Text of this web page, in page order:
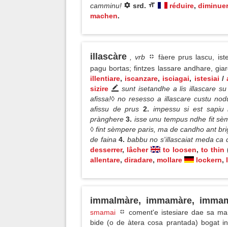
camminu!
srd. réduire, diminuer
machen.
illascàre , vrb
fàere prus lascu,
pagu bortas; fintzes lassare andhare,
illentiare, iscanzare, isciagai, istesiai /
sizire
sunt isetandhe a lis illascare
afissa!◊ no resesso a illascare custu
afissu de prus 2. impessu si est
prànghere3. isse unu tempus ndhe fit
◊ fint sèmpere paris, ma de candho ant
de faina4. babbu no s'illascaiat meda
desserrer, lâcher to loosen, to thin
allentare, diradare, mollare lockern,
immalmàre, immamàre,
smamai
coment'e istesiare dae sa
bide (o de àtera cosa prantada) bogat